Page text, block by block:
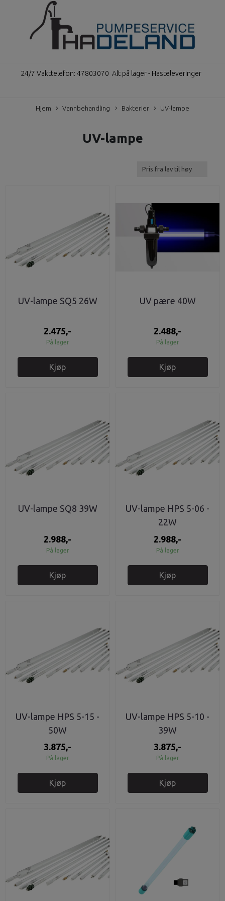
24/7 Vakttelefon: 47803070 Alt på lager - Hasteleveringer
Hjem Vannbehandling Bakterier UV-lampe
UV-lampe
UV-lampe SQ5 26W
2.475,-
På lager
Kjøp
UV pære 40W
2.488,-
På lager
Kjøp
UV-lampe SQ8 39W
2.988,-
På lager
Kjøp
UV-lampe HPS 5-06 -
22W
2.988,-
På lager
Kjøp
UV-lampe HPS 5-15 -
50W
3.875,-
På lager
Kjøp
UV-lampe HPS 5-10 -
39W
3.875,-
På lager
Kjøp